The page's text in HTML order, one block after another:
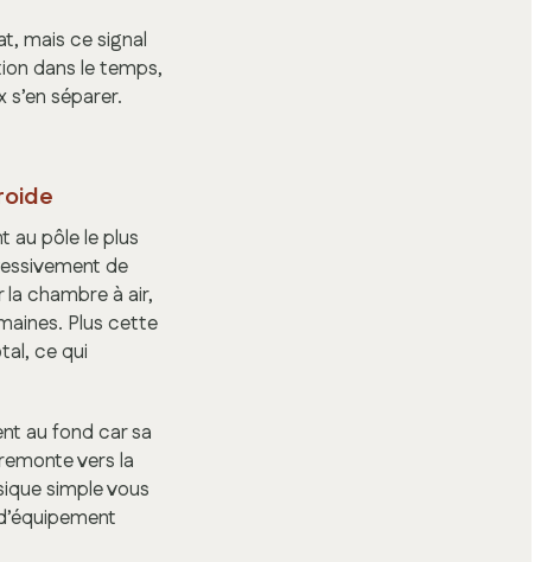
mais ce signal
dans le temps,
séparer.
au pôle le plus
de
chambre à air,
Plus cette
ce qui
au fond car sa
vers la
simple vous